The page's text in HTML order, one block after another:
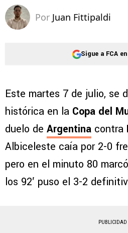
Por Juan Fittipaldi
Sigue a FCA
Este martes 7 de julio, se
histórica en la Copa del
duelo de Argentina contra
Albiceleste caía por 2-0
pero en el minuto 80
los 92′ puso el 3-2
PUBLICIDAD